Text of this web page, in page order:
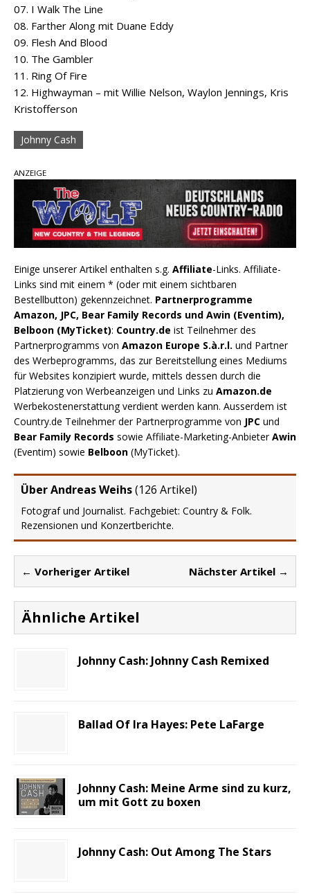
07. I Walk The Line
08. Farther Along mit Duane Eddy
09. Flesh And Blood
10. The Gambler
11. Ring Of Fire
12. Highwayman – mit Willie Nelson, Waylon Jennings, Kris
Kristofferson
Johnny Cash
ANZEIGE
Einige unserer Artikel enthalten s.g. Affiliate-Links. Affiliate-
Links sind mit einem * (oder mit einem sichtbaren
Bestellbutton) gekennzeichnet. Partnerprogramme
Amazon, JPC, Bear Family Records und Awin (Eventim),
Belboon (MyTicket): Country.de ist Teilnehmer des
Partnerprogramms von Amazon Europe S.à.r.l. und Partner
des Werbeprogramms, das zur Bereitstellung eines Mediums
für Websites konzipiert wurde, mittels dessen durch die
Platzierung von Werbeanzeigen und Links zu Amazon.de
Werbekostenerstattung verdient werden kann. Ausserdem ist
Country.de Teilnehmer der Partnerprogramme von JPC und
Bear Family Records sowie Affiliate-Marketing-AnbieterAwin
(Eventim) sowie Belboon (MyTicket).
Über Andreas Weihs(126 Artikel)
Fotograf und Journalist. Fachgebiet: Country & Folk.
Rezensionen und Konzertberichte.
← Vorheriger Artikel Nächster Artikel →
Ähnliche Artikel
Johnny Cash: Johnny Cash Remixed
Ballad Of Ira Hayes: Pete LaFarge
Johnny Cash: Meine Arme sind zu kurz,
um mit Gott zu boxen
Johnny Cash: Out Among The Stars